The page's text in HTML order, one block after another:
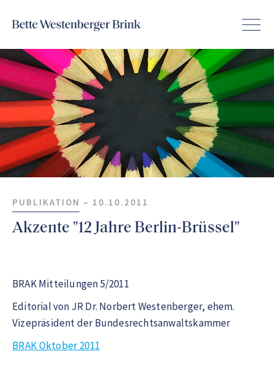
PUBLIKATION – 10.10.2011
Akzente "12 Jahre Berlin-Brüssel"
BRAK Mitteilungen 5/2011
Editorial von JR Dr. Norbert Westenberger, ehem.
Vizepräsident der Bundesrechtsanwaltskammer
BRAK Oktober 2011